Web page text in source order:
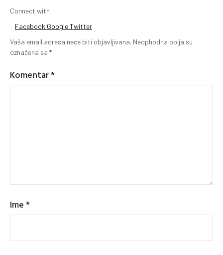
Connect with:
Facebook GoogleTwitter
Vaša email adresa neće biti objavljivana. Neophodna polja su
označena sa *
Komentar*
Ime*